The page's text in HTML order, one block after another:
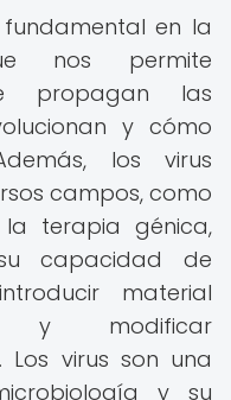
en la
nos permite
propagan las
y cómo
los virus
campos, como
terapia génica,
capacidad de
material
y modificar
Los virus son una
y su